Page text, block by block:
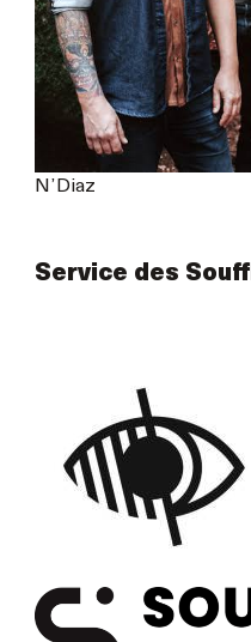
N’Diaz
Service des